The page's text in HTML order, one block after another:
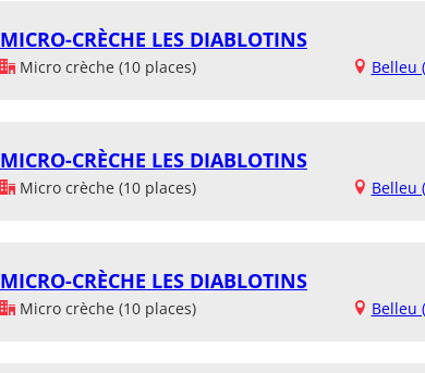
MICRO-CRÈCHE LES DIABLOTINS
Micro crèche (10 places) Belleu
MICRO-CRÈCHE LES DIABLOTINS
Micro crèche (10 places) Belleu
MICRO-CRÈCHE LES DIABLOTINS
Micro crèche (10 places) Belleu